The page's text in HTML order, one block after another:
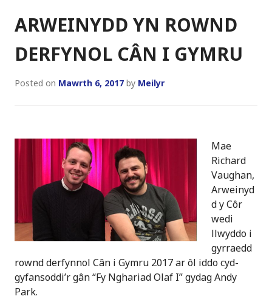
ARWEINYDD YN ROWND
DERFYNOL CÂN I GYMRU
Posted on Mawrth 6, 2017 by Meilyr
Mae
Richard
Vaughan,
Arweinyd
d y Côr
wedi
llwyddo i
gyrraedd
rownd derfynnol Cân i Gymru 2017 ar ôl iddo cyd-
gyfansoddi’r gân “Fy Nghariad Olaf I” gydag Andy
Park.